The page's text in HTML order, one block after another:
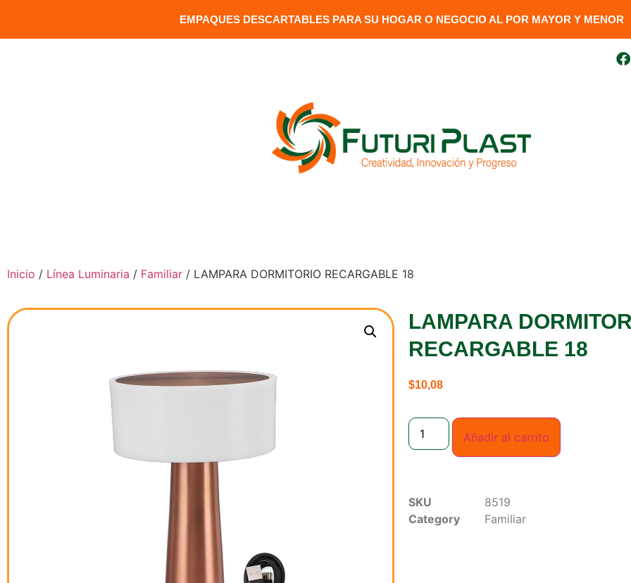
EMPAQUES DESCARTABLES PARA SU HOGAR O NEGOCIO AL POR MAYOR Y MENOR​
Inicio / Línea Luminaria / Familiar / LAMPARA DORMITORIO RECARGABLE 18
LAMPARA
RECARGABLE 18
$10,08
Añadir al carrito
SKU
8519
Category
Familiar